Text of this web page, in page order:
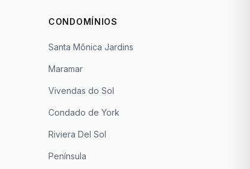
CONDOMÍNIOS
Santa Mônica Jardins
Maramar
Vivendas do Sol
Condado de York
Riviera Del Sol
Península